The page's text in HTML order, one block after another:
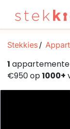
Stekkies
1
€950 op1000+